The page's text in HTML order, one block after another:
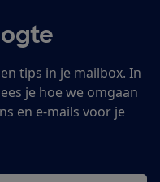
tips in je mailbox. In
je hoe we omgaan
en e-mails voor je